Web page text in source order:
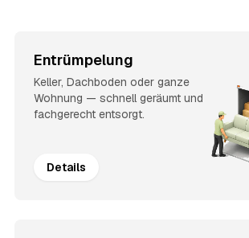
Entrümpelung
Keller, Dachboden oder ganze
Wohnung — schnell geräumt und
fachgerecht entsorgt.
Details